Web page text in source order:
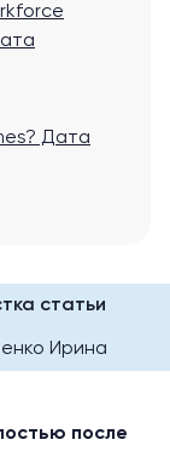
Дата
статьи
Ирина
после